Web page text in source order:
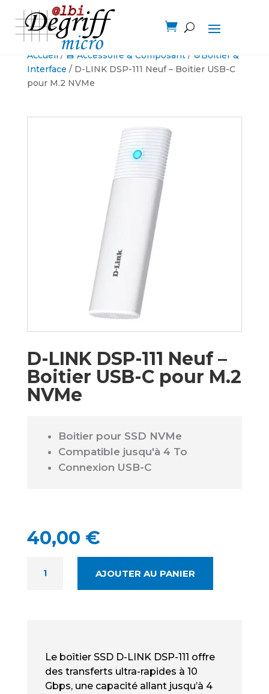

Accueil/ 💾 Accessoire & Composant/ ⚙️Boitier &
Interface / D-LINK DSP-111 Neuf – Boitier USB-C
pour M.2 NVMe
D-LINK DSP-111 Neuf –
Boitier USB-C pour M.2
NVMe
Boitier pour SSD NVMe
Compatible jusqu'à 4 To
Connexion USB-C
40,00 €
BOITIER
USB-
AJOUTER AU PANIER
Le boîtier SSD D-LINK DSP-111 offre
des transferts ultra-rapides à 10
Gbps, une capacité allant jusqu’à 4